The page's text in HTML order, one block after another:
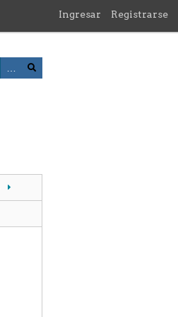
Ingresar Registrarse